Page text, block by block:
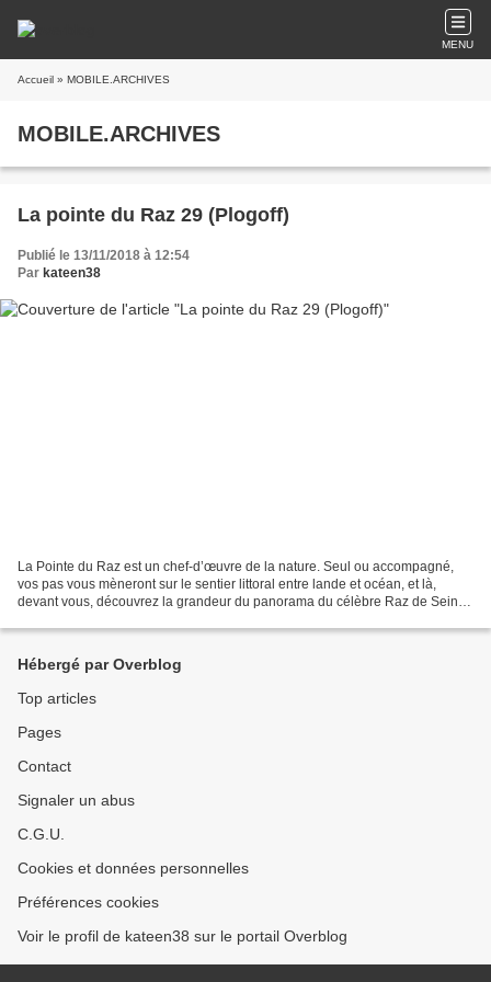
MENU
Accueil » MOBILE.ARCHIVES
MOBILE.ARCHIVES
La pointe du Raz 29 (Plogoff)
Publié le 13/11/2018 à 12:54
Par kateen38
La Pointe du Raz est un chef-d’œuvre de la nature. Seul ou accompagné,
vos pas vous mèneront sur le sentier littoral entre lande et océan, et là,
devant vous, découvrez la grandeur du panorama du célèbre Raz de Sein,
Hébergé par Overblog
Top articles
Pages
Contact
Signaler un abus
C.G.U.
Cookies et données personnelles
Préférences cookies
Voir le profil de kateen38 sur le portail Overblog